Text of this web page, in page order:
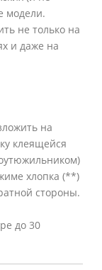
модели.
не только на
и даже на
на
клеящейся
хлопка (**)
стороны.
до 30